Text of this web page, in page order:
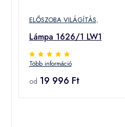
ELŐSZOBA VILÁGÍTÁS,
Lámpa 1626/1 LW1
Több információ
od 19 996 Ft